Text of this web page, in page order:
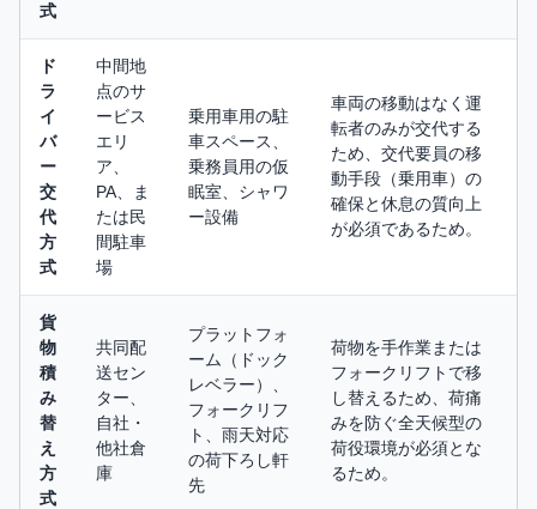
式
ド
ラ
イ
バ
ー
交
代
方
式
中間地
点のサ
ービス
エリ
ア、
PA、ま
たは民
間駐車
場
乗用車用の駐
車スペース、
乗務員用の仮
眠室、シャワ
ー設備
車両の移動はなく運
転者のみが交代する
ため、交代要員の移
動手段（乗用車）の
確保と休息の質向上
が必須であるため。
貨
物
積
み
替
え
方
式
共同配
送セン
ター、
自社・
他社倉
庫
プラットフォ
ーム（ドック
レベラー）、
フォークリフ
ト、雨天対応
の荷下ろし軒
先
荷物を手作業または
フォークリフトで移
し替えるため、荷痛
みを防ぐ全天候型の
荷役環境が必須とな
るため。